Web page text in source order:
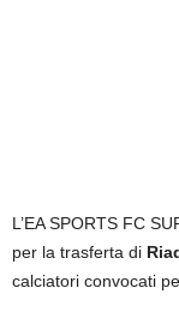
L’EA SPORTS FC
per la trasferta di
calciatori convocati